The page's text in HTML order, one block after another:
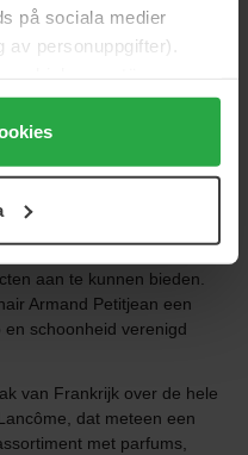
på sociala medier
av personuppgifter).
accepterar du
kan anpassa
när som helst återkalla
om de Franse schoonheid
je een volledig assortiment
aan te kunnen bieden.
Armand Petitjean een
schoonheid verenigd
van Frankrijk over de hele
dat meteen een
met parfums,